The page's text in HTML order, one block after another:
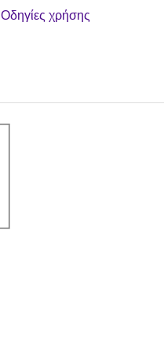
Οδηγίες χρήσης